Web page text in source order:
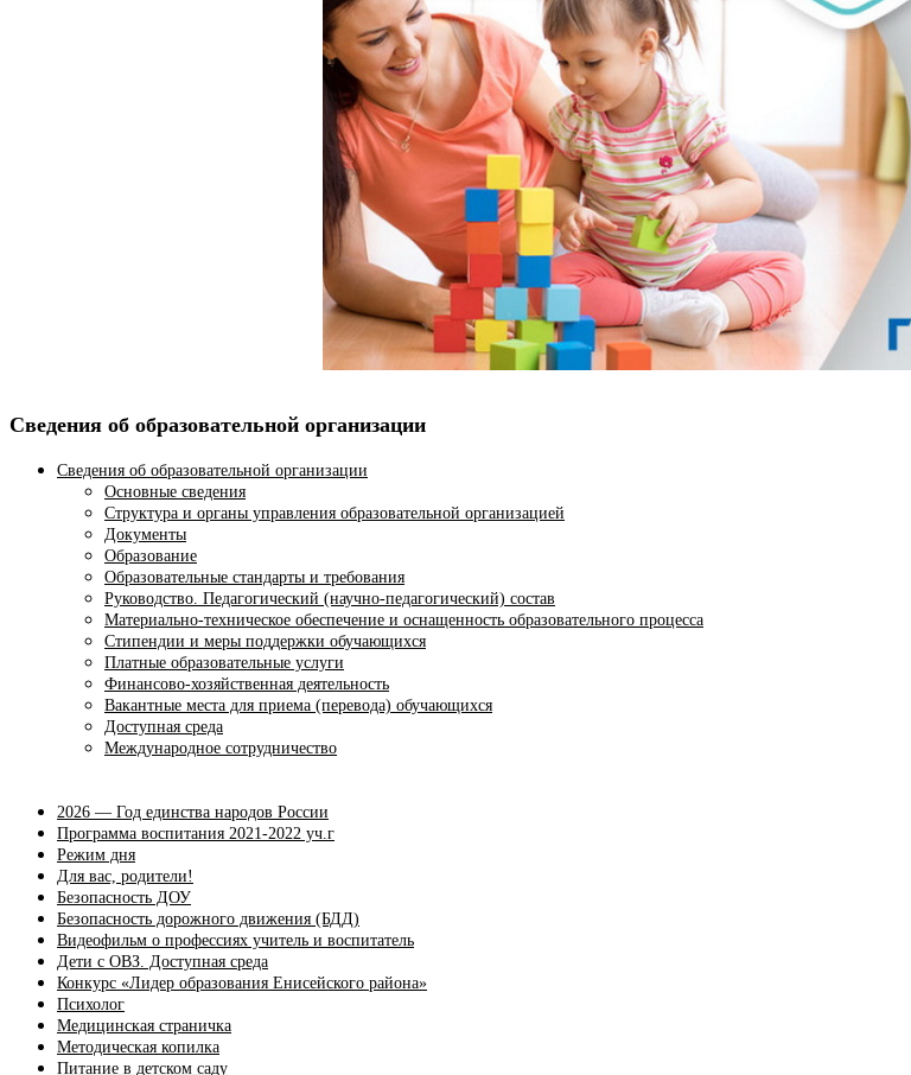
Сведения об образовательной организации
Сведения об образовательной организации
Основные сведения
Структура и органы управления образовательной организацией
Документы
Образование
Образовательные стандарты и требования
Руководство. Педагогический (научно-педагогический) состав
Материально-техническое обеспечение и оснащенность образовательного процесса
Стипендии и меры поддержки обучающихся
Платные образовательные услуги
Финансово-хозяйственная деятельность
Вакантные места для приема (перевода) обучающихся
Доступная среда
Международное сотрудничество
2026 — Год единства народов России
Программа воспитания 2021-2022 уч.г
Режим дня
Для вас, родители!
Безопасность ДОУ
Безопасность дорожного движения (БДД)
Видеофильм о профессиях учитель и воспитатель
Дети с ОВЗ. Доступная среда
Конкурс «Лидер образования Енисейского района»
Психолог
Медицинская страничка
Методическая копилка
Питание в детском саду